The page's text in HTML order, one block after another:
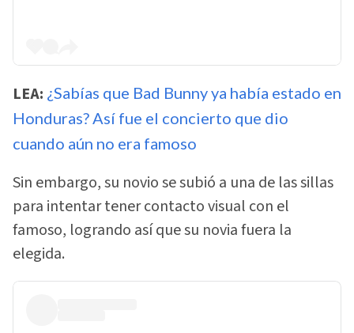
LEA: ¿Sabías que Bad Bunny ya había estado en
Honduras? Así fue el concierto que dio
cuando aún no era famoso
Sin embargo, su novio se subió a una de las sillas
para intentar tener contacto visual con el
famoso, logrando así que su novia fuera la
elegida.